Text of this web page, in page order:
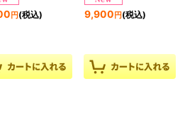
円(税込) 9,900 円(税込)